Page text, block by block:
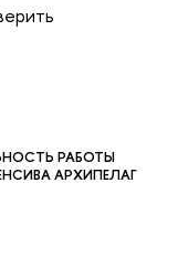
РАБОТЫ
АРХИПЕЛАГ